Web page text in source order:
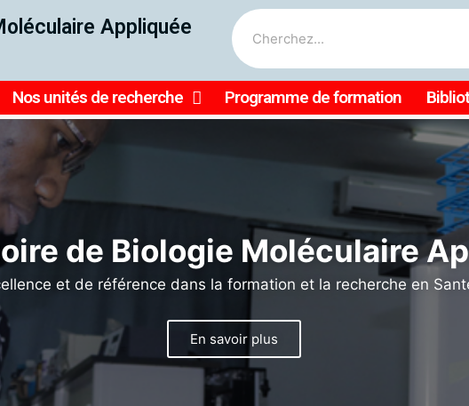
Appliquée
Nos unités de recherche Programme de formation
nous pouvons faire
en médecine tropicale
agriculture en Afrique
partie du 𝐝𝐮 𝐡𝐚𝐮𝐭 𝐂𝐨𝐥𝐥𝐞̀𝐠𝐞 𝐝𝐞𝐬 𝐛𝐨𝐮𝐫𝐬𝐢𝐞𝐫𝐬 𝐢𝐧𝐭𝐞𝐫𝐧𝐚𝐭𝐢𝐨𝐧𝐚𝐮𝐱 𝐝𝐢𝐬𝐭𝐢𝐧𝐠𝐮𝐞́𝐬
𝐝𝐞 𝐦𝐞́𝐝𝐞𝐜𝐢𝐧𝐞 𝐭𝐫𝐨𝐩𝐢𝐜𝐚𝐥𝐞 𝐞𝐭 𝐝'𝐡𝐲𝐠𝐢𝐞̀𝐧𝐞 à travers Professeur